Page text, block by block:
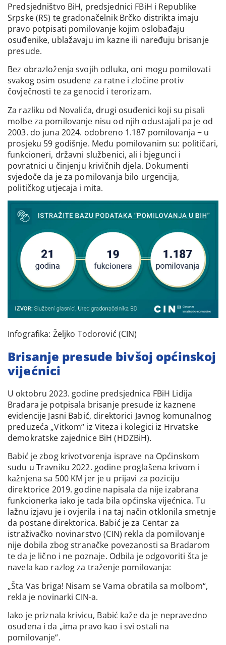
Predsjedništvo BiH, predsjednici FBiH i Republike
Srpske (RS) te gradonačelnik Brčko distrikta imaju
pravo potpisati pomilovanje kojim oslobađaju
osuđenike, ublažavaju im kazne ili naređuju brisanje
presude.
Bez obrazloženja svojih odluka, oni mogu pomilovati
svakog osim osuđene za ratne i zločine protiv
čovječnosti te za genocid i terorizam.
Za razliku od Novalića, drugi osuđenici koji su pisali
molbe za pomilovanje nisu od njih odustajali pa je od
2003. do juna 2024. odobreno 1.187 pomilovanja − u
prosjeku 59 godišnje. Među pomilovanim su: političari,
funkcioneri, državni službenici, ali i bjegunci i
povratnici u činjenju krivičnih djela. Dokumenti
svjedoče da je za pomilovanja bilo urgencija,
političkog utjecaja i mita.
Infografika: Željko Todorović (CIN)
Brisanje presude bivšoj općinskoj
vijećnici
U oktobru 2023. godine predsjednica FBiH Lidija
Bradara je potpisala brisanje presude iz kaznene
evidencije Jasni Babić, direktorici Javnog komunalnog
preduzeća „Vitkom“ iz Viteza i kolegici iz Hrvatske
demokratske zajednice BiH (HDZBiH).
Babić je zbog krivotvorenja isprave na Općinskom
sudu u Travniku 2022. godine proglašena krivom i
kažnjena sa 500 KM jer je u prijavi za poziciju
direktorice 2019. godine napisala da nije izabrana
funkcionerka iako je tada bila općinska vijećnica. Tu
lažnu izjavu je i ovjerila i na taj način otklonila smetnje
da postane direktorica. Babić je za Centar za
istraživačko novinarstvo (CIN) rekla da pomilovanje
nije dobila zbog stranačke povezanosti sa Bradarom
te da je lično i ne poznaje. Odbila je odgovoriti šta je
navela kao razlog za traženje pomilovanja:
„Šta Vas briga! Nisam se Vama obratila sa molbom“,
rekla je novinarki CIN-a.
Iako je priznala krivicu, Babić kaže da je nepravedno
osuđena i da „ima pravo kao i svi ostali na
pomilovanje“.